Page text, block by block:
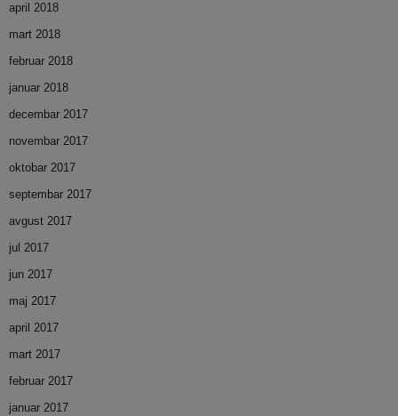
april 2018
mart 2018
februar 2018
januar 2018
decembar 2017
novembar 2017
oktobar 2017
septembar 2017
avgust 2017
jul 2017
jun 2017
maj 2017
april 2017
mart 2017
februar 2017
januar 2017